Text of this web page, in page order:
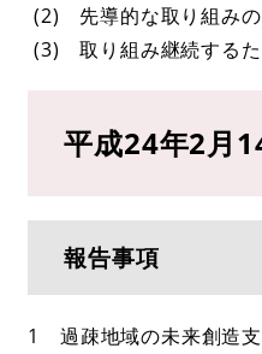
(2) 先導的な取り組みの
(3) 取り組み継続するた
平成24年2月
報告事項
1 過疎地域の未来創造